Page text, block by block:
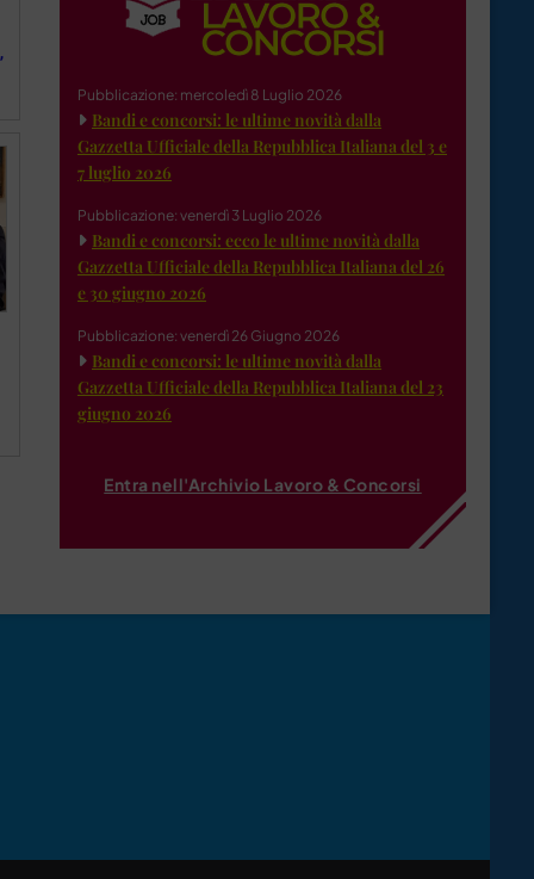
Pubblicazione: mercoledì 8 Luglio 2026
Bandi e concorsi: le ultime novità dalla
Gazzetta Ufficiale della Repubblica Italiana del 3 e
7 luglio 2026
Pubblicazione: venerdì 3 Luglio 2026
Bandi e concorsi: ecco le ultime novità dalla
Gazzetta Ufficiale della Repubblica Italiana del 26
e 30 giugno 2026
Pubblicazione: venerdì 26 Giugno 2026
Bandi e concorsi: le ultime novità dalla
Gazzetta Ufficiale della Repubblica Italiana del 23
giugno 2026
Entra nell'Archivio Lavoro & Concorsi